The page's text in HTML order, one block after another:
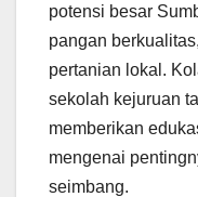
potensi besar
pangan
pertanian lokal.
sekolah kejuruan
memberikan
mengenai
seimbang.